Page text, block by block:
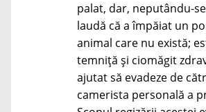
palat, dar, neputându-
laudă că a împăiat un
animal care nu există;
temniță și ciomăgit
ajutat să evadeze de
camerista personală a